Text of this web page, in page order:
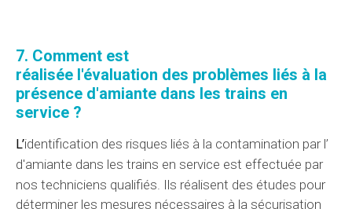
7. Comment est
réalisée l'évaluation des problèmes liés à la
présence d'amiante dans les trains en
service ?
L’identification des risques liés à la contamination par l’
d'amiante dans les trains en service est effectuée par
nos techniciens qualifiés. Ils réalisent des études pour
déterminer les mesures nécessaires à la sécurisation